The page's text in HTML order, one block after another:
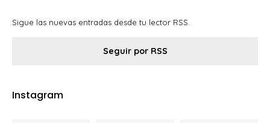
Sigue las nuevas entradas desde tu lector RSS.
Seguir por RSS
Instagram